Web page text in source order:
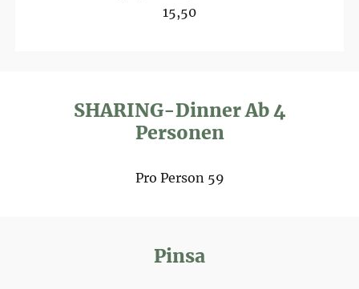
15,50
SHARING-Dinner Ab 4
Personen
Pro Person 59
Pinsa